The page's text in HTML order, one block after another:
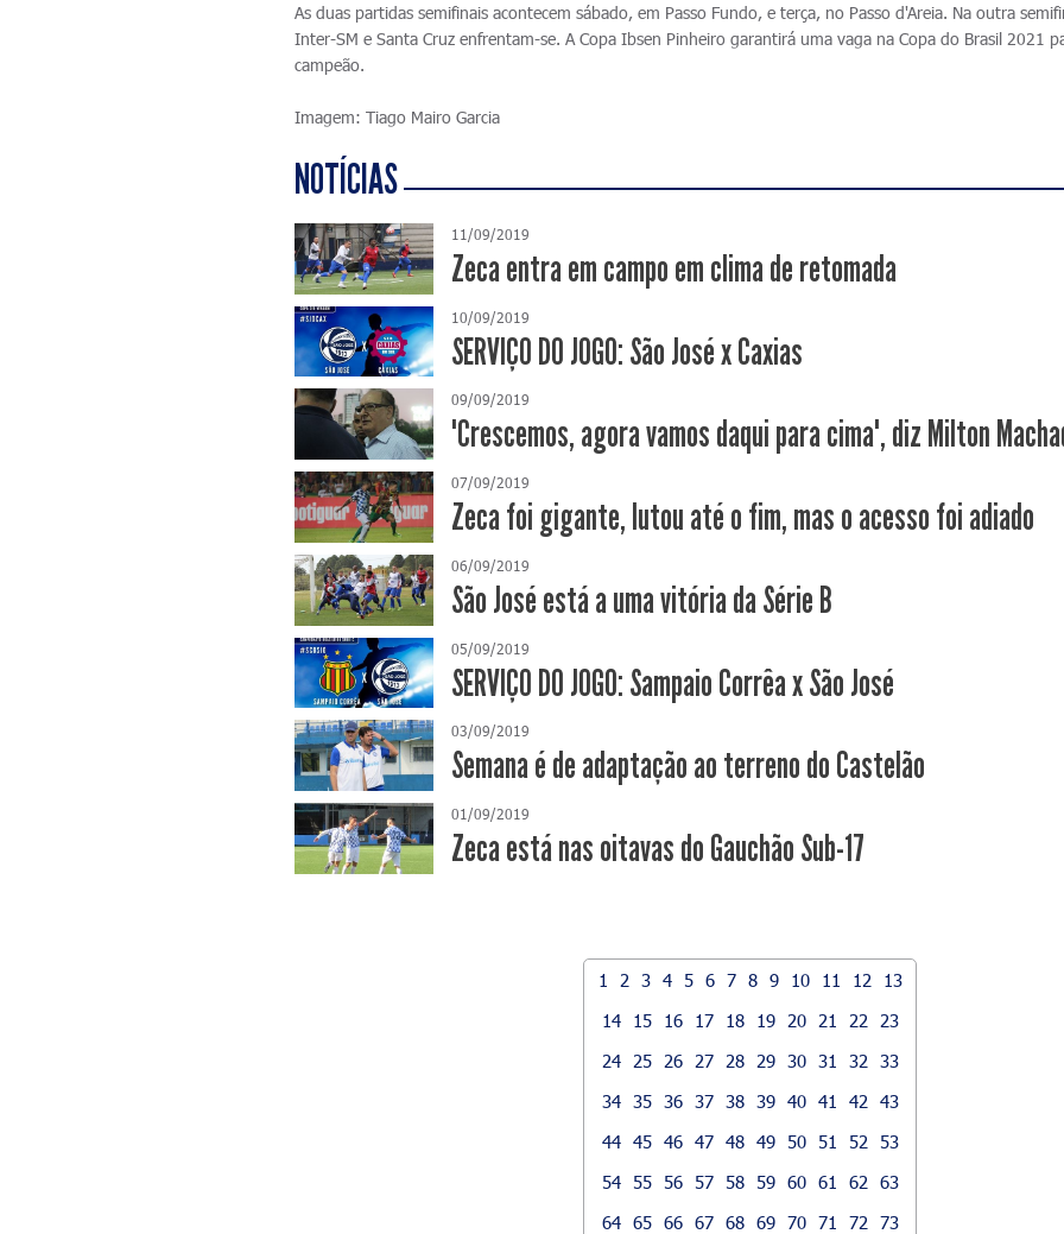
As duas partidas semifinais acontecem sábado, em Passo Fundo, e terça, no Passo d'Areia. Na outra
Inter-SM e Santa Cruz enfrentam-se. A Copa Ibsen Pinheiro garantirá uma vaga na Copa do Brasil 2021
campeão.
Imagem: Tiago Mairo Garcia
NOTÍCIAS
11/09/2019
Zeca entra em campo em clima de retomada
10/09/2019
SERVIÇO DO JOGO: São José x Caxias
09/09/2019
"Crescemos, agora vamos daqui para cima", diz Milton
07/09/2019
Zeca foi gigante, lutou até o fim, mas o acesso foi adiado
06/09/2019
São José está a uma vitória da Série B
05/09/2019
SERVIÇO DO JOGO: Sampaio Corrêa x São José
03/09/2019
Semana é de adaptação ao terreno do Castelão
01/09/2019
Zeca está nas oitavas do Gauchão Sub-17
1 2 3 4 5 6 7 8 9 10 11 12
13
14
15 16 17 18 19 20 21 22
23
24
25 26 27 28 29 30 31 32
33
34 35 36 37 38 39 40 41 42
43
44 45 46 47 48 49 50 51 52
53
54 55 56 57 58 59 60 61 62
63
64 65 66 67 68 69 70 71 72
73